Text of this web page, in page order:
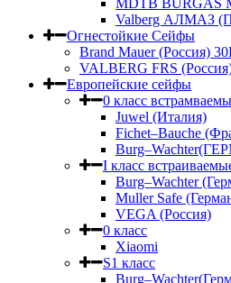
MDTB BURGAS
Valberg АЛМАЗ
Огнестойкие Сейфы
Brand Mauer (Россия)
VALBERG FRS
Европейские сейфы
0 класс
Juwel (Италия)
Fichet–Bauche
I класс
Burg–Wachter
Muller Safe
VEGA (Россия)
0 класс
Xiaomi
S1 класс